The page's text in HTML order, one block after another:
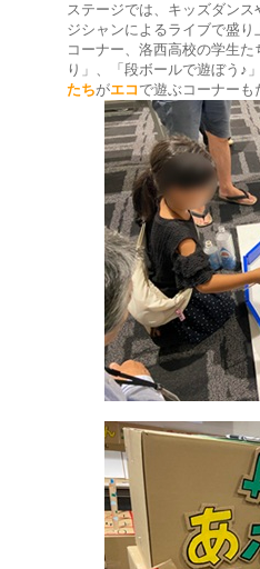
ステージでは、キッズダン
ジシャンによるライブで盛
コーナー、洛西高校の学生
り」、「段ボールで遊ぼう♪
たちがエコ で遊ぶコーナーも